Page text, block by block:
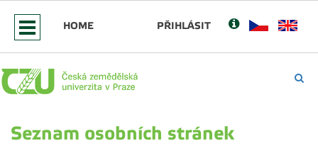
HOME PŘIHLÁSIT
Seznam osobních stránek